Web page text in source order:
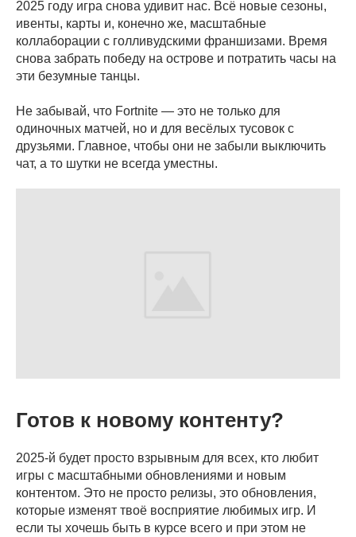
2025 году игра снова удивит нас. Всё новые сезоны,
ивенты, карты и, конечно же, масштабные
коллаборации с голливудскими франшизами. Время
снова забрать победу на острове и потратить часы на
эти безумные танцы.
Не забывай, что Fortnite — это не только для
одиночных матчей, но и для весёлых тусовок с
друзьями. Главное, чтобы они не забыли выключить
чат, а то шутки не всегда уместны.
Готов к новому контенту?
2025-й будет просто взрывным для всех, кто любит
игры с масштабными обновлениями и новым
контентом. Это не просто релизы, это обновления,
которые изменят твоё восприятие любимых игр. И
если ты хочешь быть в курсе всего и при этом не